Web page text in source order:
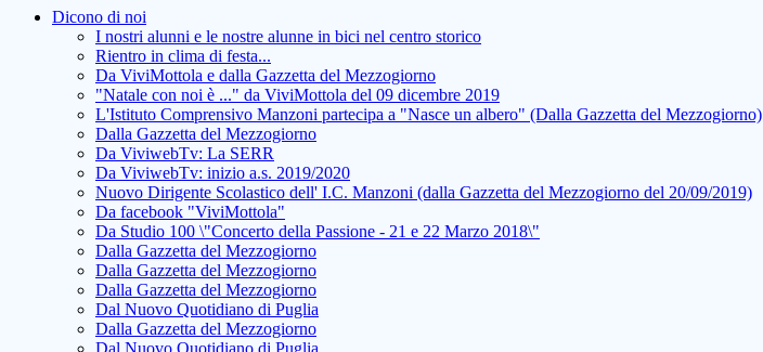
Dicono di noi
I nostri alunni e le nostre alunne in bici nel centro storico
Rientro in clima di festa...
Da ViviMottola e dalla Gazzetta del Mezzogiorno
"Natale con noi è ..." da ViviMottola del 09 dicembre 2019
L'Istituto Comprensivo Manzoni partecipa a "Nasce un albero" (Dalla Gazzetta del Mezzogiorno)
Dalla Gazzetta del Mezzogiorno
Da ViviwebTv: La SERR
Da ViviwebTv: inizio a.s. 2019/2020
Nuovo Dirigente Scolastico dell' I.C. Manzoni (dalla Gazzetta del Mezzogiorno del 20/09/2019)
Da facebook "ViviMottola"
Da Studio 100 \"Concerto della Passione - 21 e 22 Marzo 2018\"
Dalla Gazzetta del Mezzogiorno
Dalla Gazzetta del Mezzogiorno
Dalla Gazzetta del Mezzogiorno
Dal Nuovo Quotidiano di Puglia
Dalla Gazzetta del Mezzogiorno